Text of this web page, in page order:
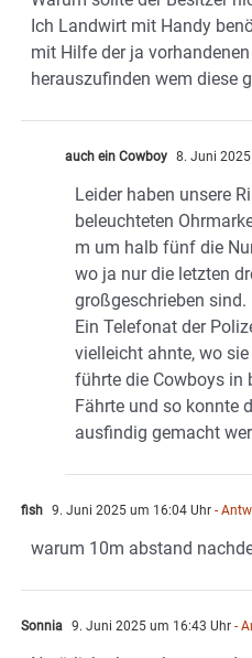
Ich Landwirt mit Handy
mit Hilfe der ja
herauszufinden wem diese
auch ein Cowboy 8. Juni
Leider haben unsere
beleuchteten
m um halb fünf die
wo ja nur die letzten
großgeschrieben sind.
Ein Telefonat der
vielleicht ahnte, wo
führte die Cowboys in
Fährte und so konnte
ausfindig gemacht
fish 9. Juni 2025 um 16:04 Uhr -
warum 10m abstand
Sonnia 9. Juni 2025 um 16:43 Uhr -